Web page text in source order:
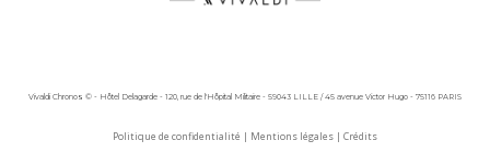
Vivaldi Chronos © - Hôtel Delagarde - 120, rue de l'Hôpital Militaire - 59043 LILLE / 45 avenue Victor Hugo - 75116 PARIS
Politique de confidentialité | Mentions légales | Crédits